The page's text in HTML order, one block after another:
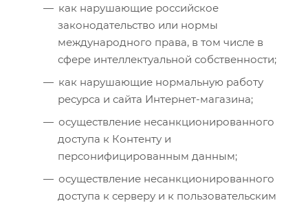
как нарушающие российское
законодательство или нормы
международного права, в том числе в
сфере интеллектуальной собственности;
как нарушающие нормальную работу
ресурса и сайта Интернет-магазина;
осуществление несанкционированного
доступа к Контенту и
персонифицированным данным;
осуществление несанкционированного
доступа к серверу и к пользовательским